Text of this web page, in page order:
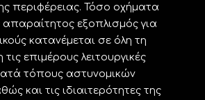
περιφέρειας. Τόσο οχήματα
απαραίτητος εξοπλισμός για
κατανέμεται σε όλη τη
επιμέρους λειτουργικές
τόπους αστυνομικών
και τις ιδιαιτερότητες της